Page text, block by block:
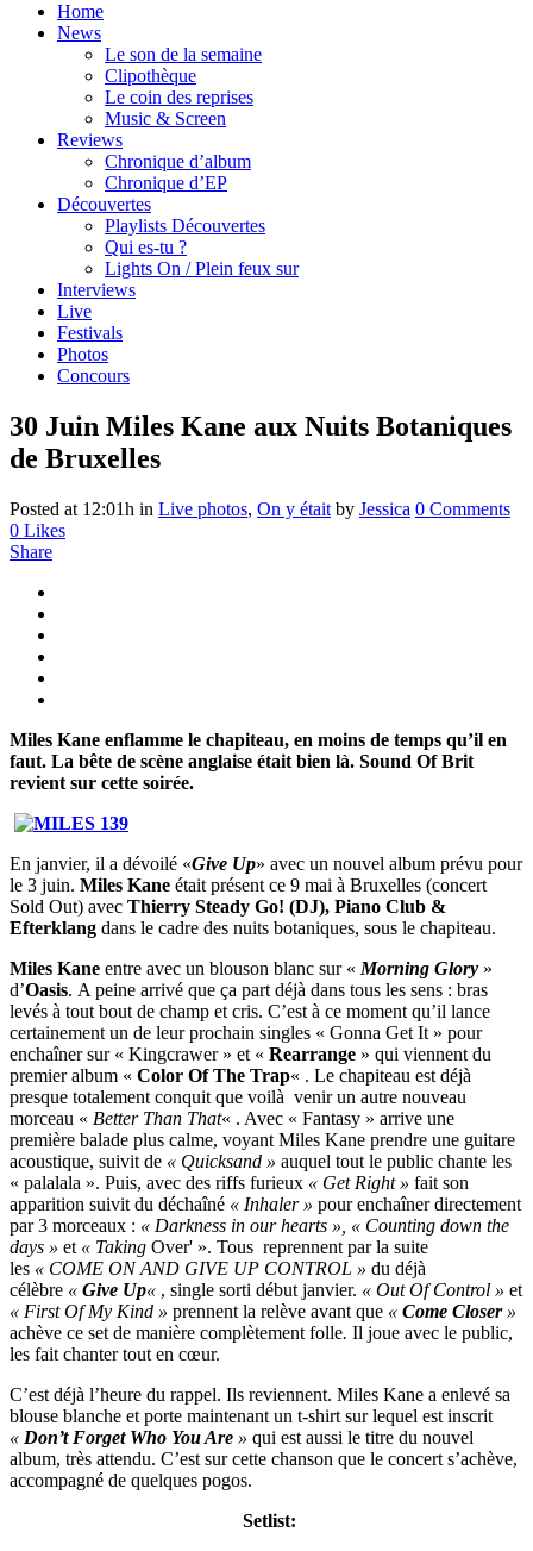
Home
News
Le son de la semaine
Clipothèque
Le coin des reprises
Music & Screen
Reviews
Chronique d’album
Chronique d’EP
Découvertes
Playlists Découvertes
Qui es-tu ?
Lights On / Plein feux sur
Interviews
Live
Festivals
Photos
Concours
30 Juin Miles Kane aux Nuits Botaniques
de Bruxelles
Posted at 12:01h in Live photos, On y était by Jessica 0 Comments
0 Likes
Share
Miles Kane enflamme le chapiteau, en moins de temps qu’il en
faut. La bête de scène anglaise était bien là. Sound Of Brit
revient sur cette soirée.
En janvier, il a dévoilé «Give Up» avec un nouvel album prévu pour
le 3 juin. Miles Kane était présent ce 9 mai à Bruxelles (concert
Sold Out) avec Thierry Steady Go! (DJ), Piano Club &
Efterklang dans le cadre des nuits botaniques, sous le chapiteau.
Miles Kane entre avec un blouson blanc sur « Morning Glory »
d’Oasis. A peine arrivé que ça part déjà dans tous les sens : bras
levés à tout bout de champ et cris. C’est à ce moment qu’il lance
certainement un de leur prochain singles « Gonna Get It » pour
enchaîner sur « Kingcrawer » et « Rearrange » qui viennent du
premier album « Color Of The Trap« . Le chapiteau est déjà
presque totalement conquit que voilà venir un autre nouveau
morceau « Better Than That« . Avec « Fantasy » arrive une
première balade plus calme, voyant Miles Kane prendre une guitare
acoustique, suivit de « Quicksand » auquel tout le public chante les
« palalala ». Puis, avec des riffs furieux « Get Right » fait son
apparition suivit du déchaîné « Inhaler » pour enchaîner directement
par 3 morceaux : « Darkness in our hearts », « Counting down the
days » et « Taking Over' ». Tous reprennent par la suite
les « COME ON AND GIVE UP CONTROL » du déjà
célèbre « Give Up« , single sorti début janvier. « Out Of Control » et
« First Of My Kind » prennent la relève avant que « Come Closer»
achève ce set de manière complètement folle. Il joue avec le public,
les fait chanter tout en cœur.
C’est déjà l’heure du rappel. Ils reviennent. Miles Kane a enlevé sa
blouse blanche et porte maintenant un t-shirt sur lequel est inscrit
« Don’t Forget Who You Are » qui est aussi le titre du nouvel
album, très attendu. C’est sur cette chanson que le concert s’achève,
accompagné de quelques pogos.
Setlist: